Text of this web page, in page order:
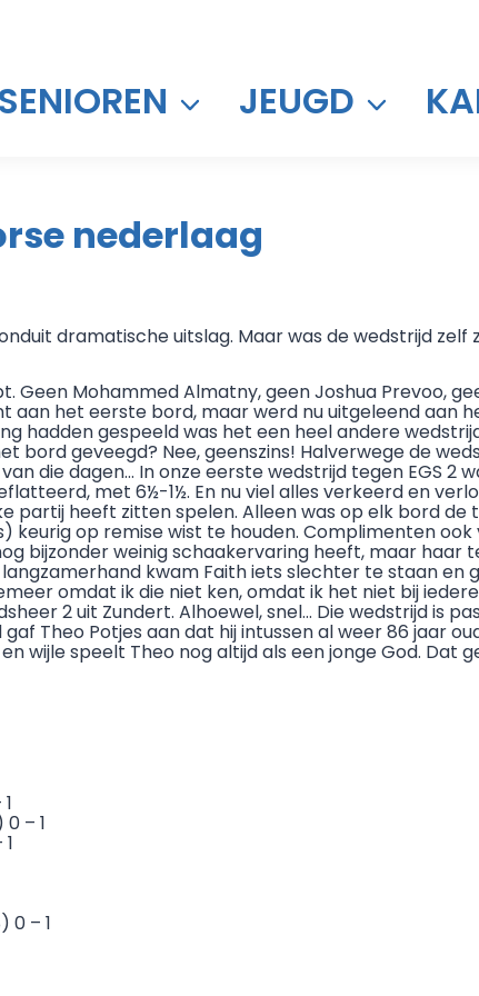
SENIOREN JEUGD
nederlaag
dramatische uitslag. Maar was de wedstrijd
Mohammed Almatny, geen Joshua Prevoo,
het eerste bord, maar werd nu uitgeleend aan
hadden gespeeld was het een heel andere
bord geveegd? Nee, geenszins! Halverwege de
die dagen… In onze eerste wedstrijd tegen EGS 2
met 6½-1½. En nu viel alles verkeerd en
partij heeft zitten spelen. Alleen was op elk bord
keurig op remise wist te houden. Complimenten
bijzonder weinig schaakervaring heeft, maar haar
kwam Faith iets slechter te staan en
omdat ik die niet ken, omdat ik het niet bij
2 uit Zundert. Alhoewel, snel… Die wedstrijd is
Theo Potjes aan dat hij intussen al weer 86 jaar
wijle speelt Theo nog altijd als een jonge God. Dat
– 1
0 – 1